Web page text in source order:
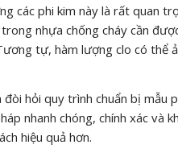
các phi kim này là rất quan
nhựa chống cháy cần
tự, hàm lượng clo có thể
hỏi quy trình chuẩn bị mẫu
nhanh chóng, chính xác và
hiệu quả hơn.